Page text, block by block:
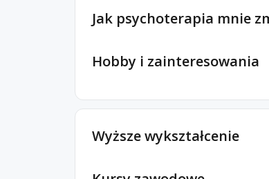
Jak psychoterapia mnie
Hobby i zainteresowania
Wyższe wykształcenie